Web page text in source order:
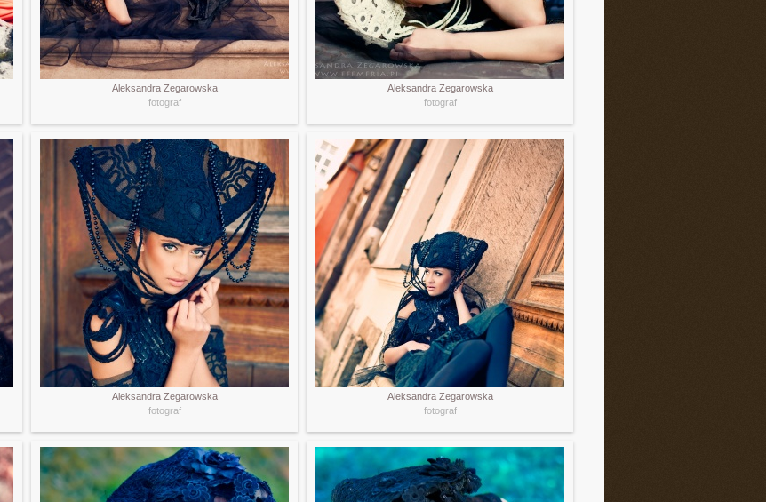
Aleksandra Zegarowska
fotograf
Aleksandra Zegarowska
fotograf
Aleksandra Zegarowska
fotograf
Aleksandra Zegarowska
fotograf